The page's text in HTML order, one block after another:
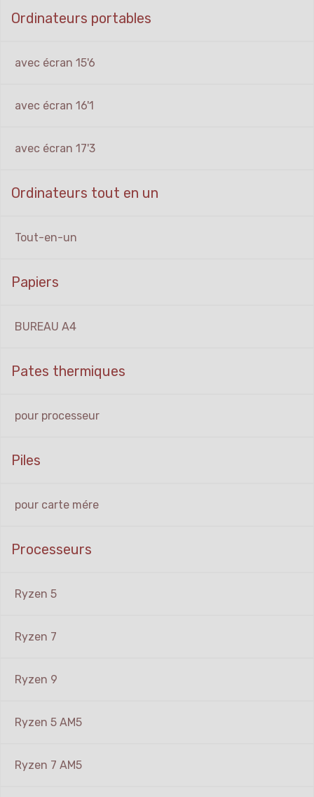
Ordinateurs portables
avec écran 15'6
avec écran 16'1
avec écran 17'3
Ordinateurs tout en un
Tout-en-un
Papiers
BUREAU A4
Pates thermiques
pour processeur
Piles
pour carte mére
Processeurs
Ryzen 5
Ryzen 7
Ryzen 9
Ryzen 5 AM5
Ryzen 7 AM5